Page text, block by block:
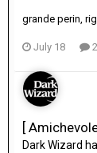
grande perin,
July 18
[
Dark Wizard